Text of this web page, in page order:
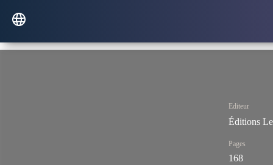
Editeur
Éditions
Pages
168